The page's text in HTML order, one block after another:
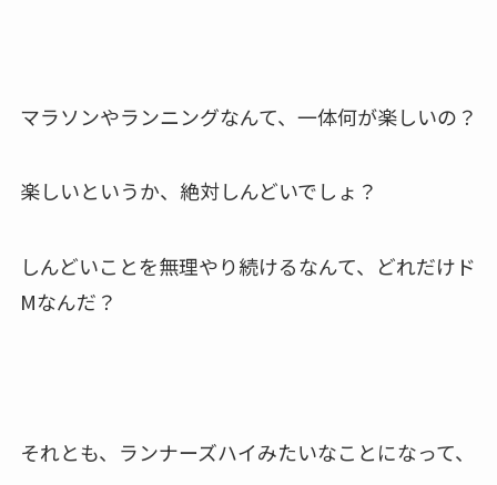
マラソンやランニングなんて、一体何が楽しいの？
楽しいというか、絶対しんどいでしょ？
しんどいことを無理やり続けるなんて、どれだけド
Mなんだ？
それとも、ランナーズハイみたいなことになって、